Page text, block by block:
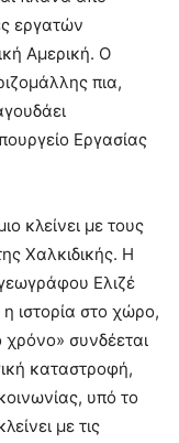
εργατών
Αμερική. Ο
πια,
Εργασίας
κλείνει με τους
Χαλκιδικής. Η
Ελιζέ
ιστορία στο χώρο,
χρόνο» συνδέεται
καταστροφή,
υπό το
με τις